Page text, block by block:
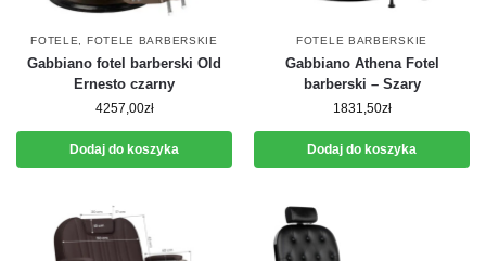
FOTELE FOTELE BARBERSKIE
Gabbiano fotel barberski Old
Ernesto czarny
4257,00zł
Dodaj do koszyka
FOTELE BARBERSKIE
Gabbiano Athena Fotel
barberski – Szary
1831,50zł
Dodaj do koszyka